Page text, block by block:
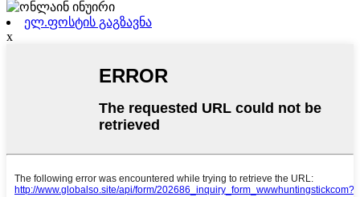
ელ.ფოსტის გაგზავნა
x